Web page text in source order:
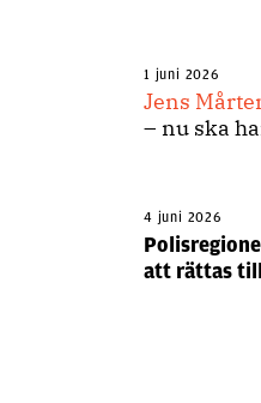
1 juni 2026
Jens
– nu ska
4 juni 2026
att rättas